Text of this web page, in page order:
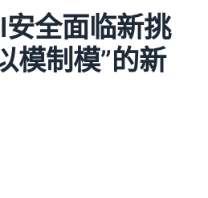
全面临新挑
模制模”的新